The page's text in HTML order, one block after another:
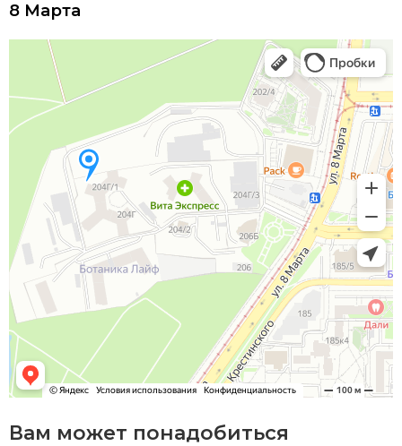
8 Марта
Вам может понадобиться